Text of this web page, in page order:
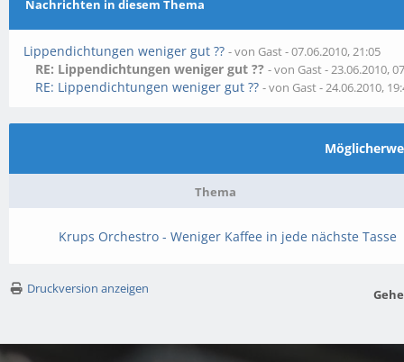
Nachrichten in diesem Thema
Lippendichtungen weniger gut ?? - von Gast - 07.06.2010, 21:05
RE: Lippendichtungen weniger gut ?? - von Gast - 23.06.2010,
RE: Lippendichtungen weniger gut ?? - von Gast - 24.06.2010,
Thema
Krups Orchestro - Weniger Kaffee in jede nächste Tasse
Druckversion anzeigen